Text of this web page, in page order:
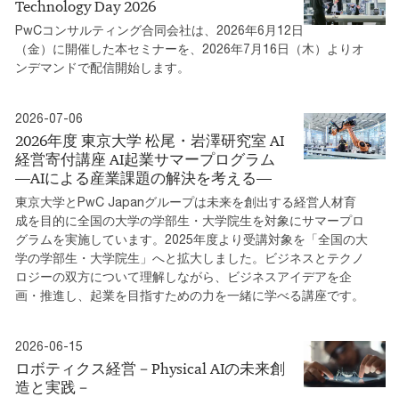
Technology Day 2026
PwCコンサルティング合同会社は、2026年6月12日
（金）に開催した本セミナーを、2026年7月16日（木）よりオ
ンデマンドで配信開始します。
2026-07-06
2026年度 東京大学 松尾・岩澤研究室 AI
経営寄付講座 AI起業サマープログラム
―AIによる産業課題の解決を考える―
東京大学とPwC Japanグループは未来を創出する経営人材育
成を目的に全国の大学の学部生・大学院生を対象にサマープロ
グラムを実施しています。2025年度より受講対象を「全国の大
学の学部生・大学院生」へと拡大しました。ビジネスとテクノ
ロジーの双方について理解しながら、ビジネスアイデアを企
画・推進し、起業を目指すための力を一緒に学べる講座です。
2026-06-15
ロボティクス経営－Physical AIの未来創
造と実践－